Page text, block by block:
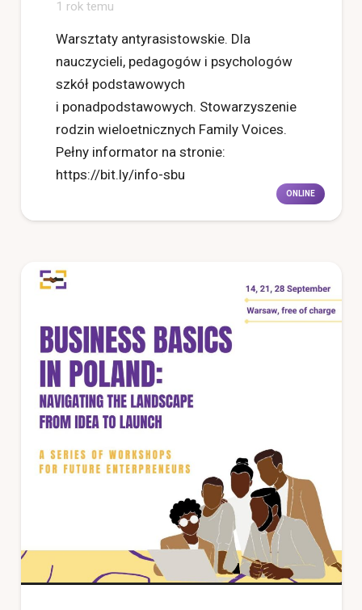
ONLINE
1 rok temu
Warsztaty antyrasistowskie. Dla
nauczycieli, pedagogów i psychologów
szkół podstawowych
i ponadpodstawowych. Stowarzyszenie
rodzin wieloetnicznych Family Voices.
Pełny informator na stronie:
https://bit.ly/info-sbu